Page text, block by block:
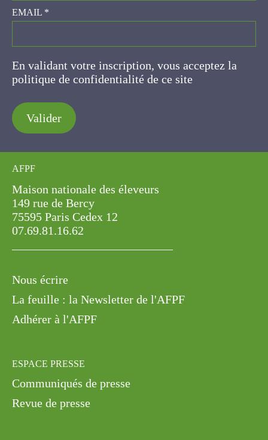
EMAIL*
En validant votre inscription, vous acceptez la
politique de confidentialité de ce site
Valider
AFPF
Maison nationale des éleveurs
149 rue de Bercy
75595 Paris Cedex 12
07.69.81.16.62
Nous écrire
La feuille : la Newsletter de l'AFPF
Adhérer à l'AFPF
ESPACE PRESSE
Communiqués de presse
Revue de presse